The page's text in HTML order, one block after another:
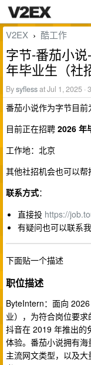
V2EX › 酷工作
字节-番茄小
年毕业生（社
Bysyflessat Jul 1, 2025 ·
番茄小说作为字节目
目前正在招聘 2026 年
工作地：北京
其他社招机会也可以
联系方式：
直接投 https://
有疑问也可以联系
下面贴一个描述
职位描述
ByteIntern：面向
业），为符合岗位要
抖音在 2019 年推出的
体验。番茄小说拥有
主流网文类型，以及